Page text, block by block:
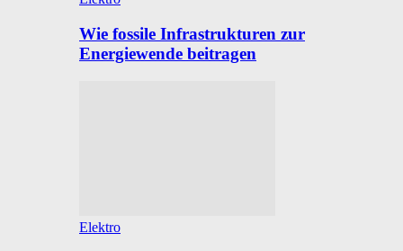
Wie fossile Infrastrukturen zur
Energiewende beitragen
Elektro